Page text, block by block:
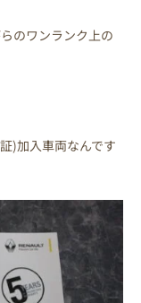
のワンランク上の
)加入車両なんです